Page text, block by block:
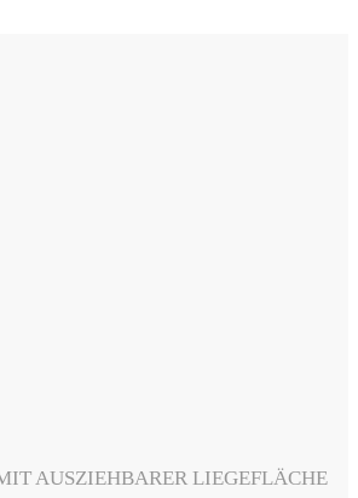
AUSZIEHBARER LIEGEFLÄCHE